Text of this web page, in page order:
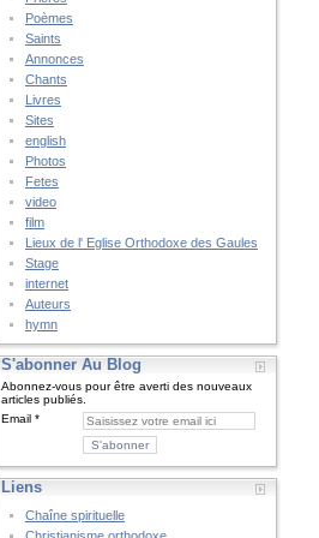
Poèmes
Saints
Annonces
Chants
Livres
Sites
english
Photos
Fetes
video
film
Lieux de l' Eglise Orthodoxe des Gaules
Stage
internet
Auteurs
hymn
S'abonner Au Blog
Abonnez-vous pour être averti des nouveaux
articles publiés.
Email
Liens
Chaîne spirituelle